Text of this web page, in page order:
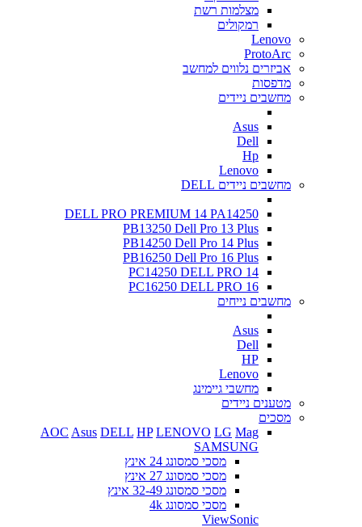
מצלמות רשת
רמקולים
Lenovo
ProtoArc
אביזרים נלווים למחשב
מדפסות
מחשבים ניידים
Asus
Dell
Hp
Lenovo
מחשבים ניידים DELL
DELL PRO PREMIUM 14 PA14250
PB13250 Dell Pro 13 Plus
PB14250 Dell Pro 14 Plus
PB16250 Dell Pro 16 Plus
PC14250 DELL PRO 14
PC16250 DELL PRO 16
מחשבים נייחים
Asus
Dell
HP
Lenovo
מחשבי גיימינג
מטענים ניידים
מסכים
AOC Asus DELL HP LENOVO LG Mag
SAMSUNG
מסכי סמסונג 24 אינץ
מסכי סמסונג 27 אינץ
מסכי סמסונג 32-49 אינץ
מסכי סמסונג 4k
ViewSonic